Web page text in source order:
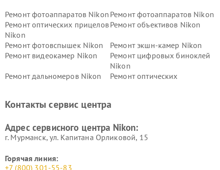
Ремонт фотоаппаратов Nikon Ремонт фотоаппаратов Nikon
Ремонт оптических прицелов
Nikon
Ремонт объективов Nikon
Ремонт фотовспышек Nikon
Ремонт экшн-камер Nikon
Ремонт видеокамер Nikon
Ремонт цифровых биноклей
Nikon
Ремонт дальномеров Nikon
Ремонт оптических
Контакты сервис центра
Адрес сервисного центра Nikon:
г. Мурманск, ул. Капитана Орликовой, 15
Горячая линия:
+7 (800) 301-55-83